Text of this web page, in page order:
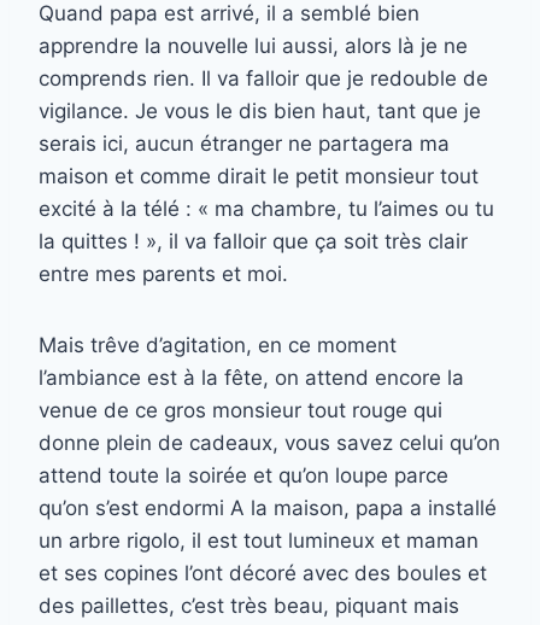
Quand papa est arrivé, il a semblé bien
apprendre la nouvelle lui aussi, alors là je ne
comprends rien. Il va falloir que je redouble de
vigilance. Je vous le dis bien haut, tant que je
serais ici, aucun étranger ne partagera ma
maison et comme dirait le petit monsieur tout
excité à la télé : « ma chambre, tu l’aimes ou tu
la quittes ! », il va falloir que ça soit très clair
entre mes parents et moi.
Mais trêve d’agitation, en ce moment
l’ambiance est à la fête, on attend encore la
venue de ce gros monsieur tout rouge qui
donne plein de cadeaux, vous savez celui qu’on
attend toute la soirée et qu’on loupe parce
qu’on s’est endormi A la maison, papa a installé
un arbre rigolo, il est tout lumineux et maman
et ses copines l’ont décoré avec des boules et
des paillettes, c’est très beau, piquant mais